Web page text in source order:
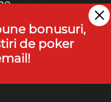
bonusuri,
de poker